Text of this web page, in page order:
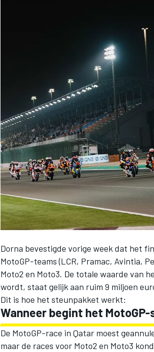
WEC DTM
Dorna bevestigde vorige week dat het
MotoGP-teams(LCR, Pramac, Avintia,
Moto2 en Moto3. De totale waarde van
wordt, staat gelijk aan ruim 9 miljoen
Dit is hoe het steunpakket werkt:
Wanneer begint het MotoGP-
De MotoGP-race in Qatar moest
maar de races voor Moto2 en Moto3